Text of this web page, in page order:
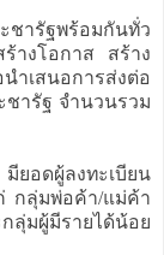
ารัฐพร้อมกันทั่ว
างโอกาส สร้าง
เสนอการส่งต่อ
ชารัฐ จำนวนรวม
ยอดผู้ลงทะเบียน
กลุ่มพ่อค้า/แม่ค้า
ลุ่มผู้มีรายได้น้อย